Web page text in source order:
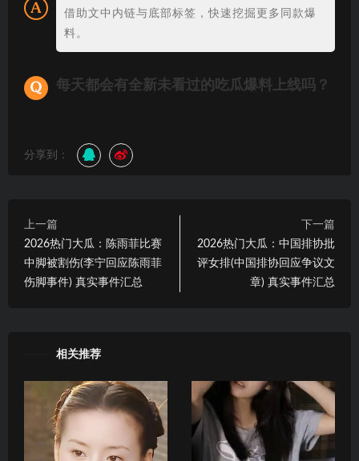
借助文中内链与底部标签，快速挖掘更多同款爆
料。
每天都会有全新未看过的吃瓜爆料上线吗？
分享到：
上一篇
2026热门大瓜：陈雨菲比赛
中脚被割伤(李宁回应陈雨菲
伤脚事件) 真实事件汇总
下一篇
2026热门大瓜：中国排协批
评女排(中国排协回应争议文
章) 真实事件汇总
相关推荐